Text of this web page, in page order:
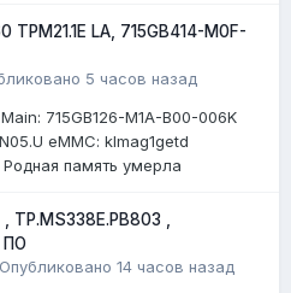
TPM21.1E LA, 715GB414-M0F-
5 часов назад
715GB126-M1A-B00-006K
eMMC: klmag1getd
память умерла
TP.MS338E.PB803 ,
ПО
Опубликовано 14 часов назад